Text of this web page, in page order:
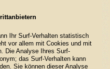
Ihr Surf-Verhalten statistisch
vor allem mit Cookies und mit
Die Analyse Ihres Surf-
das Surf-Verhalten kann
Sie können dieser Analyse